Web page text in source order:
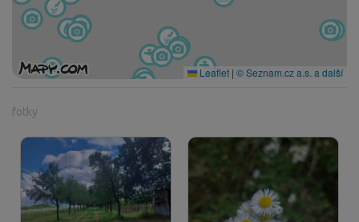
Leaflet | © Seznam.cz a.s. a další
fotky